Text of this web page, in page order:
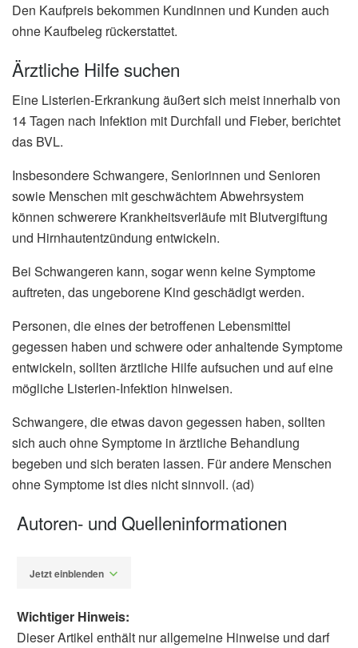
Den Kaufpreis bekommen Kundinnen und Kunden auch
ohne Kaufbeleg rückerstattet.
Ärztliche Hilfe suchen
Eine Listerien-Erkrankung äußert sich meist innerhalb von
14 Tagen nach Infektion mit Durchfall und Fieber, berichtet
das BVL.
Insbesondere Schwangere, Seniorinnen und Senioren
sowie Menschen mit geschwächtem Abwehrsystem
können schwerere Krankheitsverläufe mit Blutvergiftung
und Hirnhautentzündung entwickeln.
Bei Schwangeren kann, sogar wenn keine Symptome
auftreten, das ungeborene Kind geschädigt werden.
Personen, die eines der betroffenen Lebensmittel
gegessen haben und schwere oder anhaltende Symptome
entwickeln, sollten ärztliche Hilfe aufsuchen und auf eine
mögliche Listerien-Infektion hinweisen.
Schwangere, die etwas davon gegessen haben, sollten
sich auch ohne Symptome in ärztliche Behandlung
begeben und sich beraten lassen. Für andere Menschen
ohne Symptome ist dies nicht sinnvoll. (ad)
Autoren- und Quelleninformationen
Jetzt einblenden
Wichtiger Hinweis:
Dieser Artikel enthält nur allgemeine Hinweise und darf